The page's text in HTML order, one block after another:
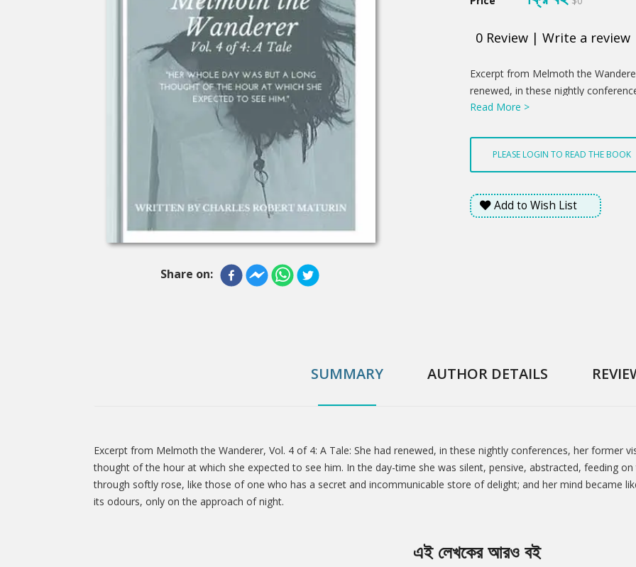
Share on:
0 Review | Write a review
Product
Summery
Excerpt from Melmoth the
renewed, in these nightly
Her whole day was but a long
feeding on thought - with the
softly rose, like those of one who
store of delight; and her mind
leaves, and diffuses its odours,
Read More >
PLEASE LOGIN TO READ THE BOOK
Add to Wish List
SUMMARY AUTHOR DETAILS
Tab
Article
Excerpt from Melmoth the Wanderer, Vol. 4 of 4: A Tale: She had renewed, in these nightly conferences, her former
thought of the hour at which she expected to see him. In the day-time she was silent, pensive, abstracted, feeding
through softly rose, like those of one who has a secret and incommunicable store of delight; and her mind became
its odours, only on the approach of night.
এই লেখকের আরও বই